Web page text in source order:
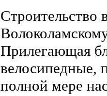
Прилегающая
велосипедные,
полной мере